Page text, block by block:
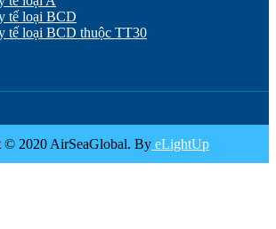
tế loại BCD
tế loại BCD thuộc TT30
© 2020 AirSeaGlobal. By eLightUp